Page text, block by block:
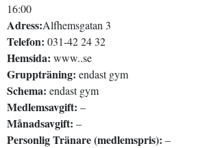
16:00
Adress:Alfhemsgatan 3
Telefon: 031-42 24 32
Hemsida: www..se
Gruppträning: endast gym
Schema: endast gym
Medlemsavgift: –
Månadsavgift: –
Personlig Tränare (medlemspris): –